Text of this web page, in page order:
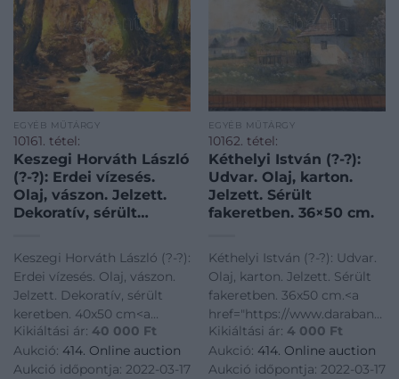
EGYÉB MŰTÁRGY
10161. tétel:
Keszegi Horváth László
(?-?): Erdei vízesés.
Olaj, vászon. Jelzett.
Dekoratív, sérült
Keszegi Horváth László (?-?):
Erdei vízesés. Olaj, vászon.
Jelzett. Dekoratív, sérült
keretben. 40x50 cm<a
href="https://www.darabanth.com/hu/gyorsarveres/414/
es-grafikak/Festmenyek-es-
grafikak~500001/Keszegi-
Kikiáltási ár: 40 000 Ft
Aukció: 414. Online auction
Aukció időpontja: 2022-03-17
EGYÉB MŰTÁRGY
10162. tétel:
Kéthelyi István (?-?):
Udvar. Olaj, karton.
Jelzett. Sérült
fakeretben. 36×50 cm.
Kéthelyi István (?-?): Udvar.
Olaj, karton. Jelzett. Sérült
fakeretben. 36x50 cm.<a
href="https://
es-grafikak/Festmenyek-es-
grafikak~500001/Kethelyi-
Istvan-Udvar-Olaj-karton-
Kikiáltási ár: 4 000 Ft
Aukció: 414. Online auction
Aukció időpontja: 2022-03-17